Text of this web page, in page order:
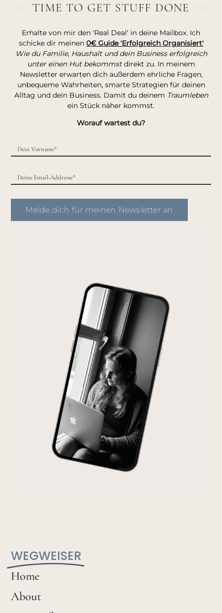
WEGWEISER
Home
About
TIME TO GET STUFF DONE
Erhalte von mir den 'Real Deal' in deine Mailbox. Ich
schicke dir meinen 0€ Guide 'Erfolgreich Organisiert'
Wie du Familie, Haushalt und dein Business erfolgreich
unter einen Hut bekommstdirekt zu. In meinem
Newsletter erwarten dich außerdem ehrliche Fragen,
unbequeme Wahrheiten, smarte Strategien für deinen
Alltag und dein Business. Damit du deinem Traumleben
ein Stück näher kommst.
Worauf wartest du?
Melde dich für meinen Newsletter an